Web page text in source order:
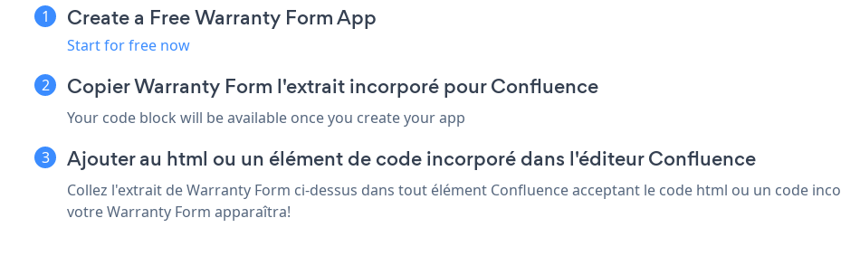
Create a Free Warranty Form App
Start for free now
Copier Warranty Form l'extrait incorporé pour Confluence
Your code block will be available once you create your app
Ajouter au html ou un élément de code incorporé dans l'éditeur Confluence
Collez l'extrait de Warranty Form ci-dessus dans tout élément Confluence acceptant le code html ou un code
votre Warranty Form apparaîtra!